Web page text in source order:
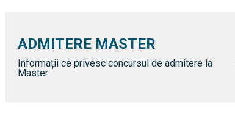
ADMITERE MASTER
Informații ce privesc concursul de admitere la
Master